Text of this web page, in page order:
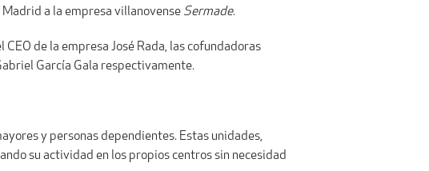
a la empresa villanovense Sermade.
de la empresa José Rada, las cofundadoras
García Gala respectivamente.
y personas dependientes. Estas unidades,
su actividad en los propios centros sin necesidad